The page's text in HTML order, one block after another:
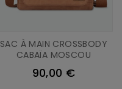
SAC À MAIN CROSSBODY
CABAÏA MOSCOU
90,00 €